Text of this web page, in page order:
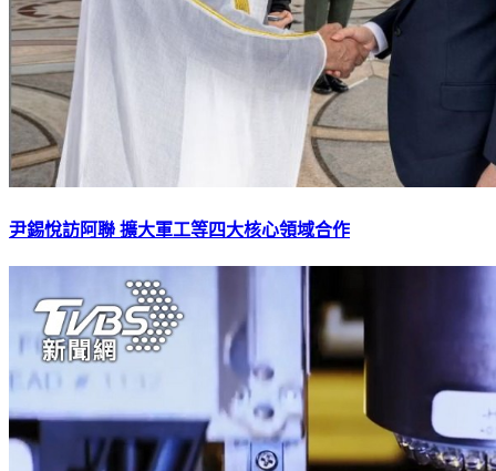
尹錫悅訪阿聯 擴大軍工等四大核心領域合作